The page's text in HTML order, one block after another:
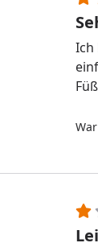
Ich